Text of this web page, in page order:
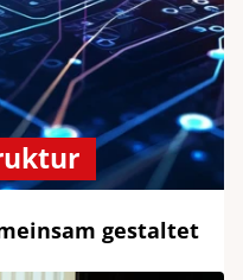
gestaltet